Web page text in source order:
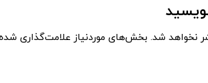
نخواهد شد. بخش‌های موردنیاز علامت‌گذاری